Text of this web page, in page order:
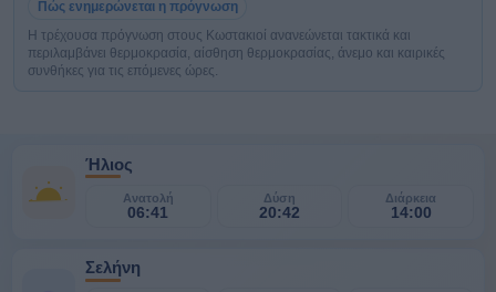
Πώς ενημερώνεται η πρόγνωση
Η τρέχουσα πρόγνωση στους Κωστακιοί ανανεώνεται τακτικά και
περιλαμβάνει θερμοκρασία, αίσθηση θερμοκρασίας, άνεμο και καιρικές
συνθήκες για τις επόμενες ώρες.
Ήλιος
Ανατολή
06:41
Δύση
20:42
Διάρκεια
14:00
Σελήνη